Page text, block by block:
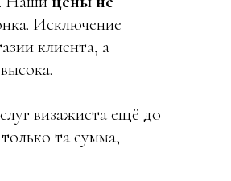
Исключение
клиента, а
визажиста ещё до
та сумма,